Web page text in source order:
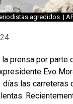
agredidos. |
prensa por parte
Evo
días las carreteras